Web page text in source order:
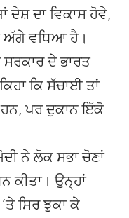
ਦੇਸ਼ ਦਾ ਵਿਕਾਸ ਹੋਵੇ,
ਅੱਗੇ ਵਧਿਆ ਹੈ।
ਦੇ ਭਾਰਤ
ਕਿ ਸੱਚਾਈ ਤਾਂ
ਹਨ, ਪਰ ਦੁਕਾਨ ਇੱਕੋ
ਨੇ ਲੋਕ ਸਭਾ ਚੋਣਾਂ
ਕੀਤਾ। ਉਨ੍ਹਾਂ
ਸਿਰ ਝੁਕਾ ਕੇ